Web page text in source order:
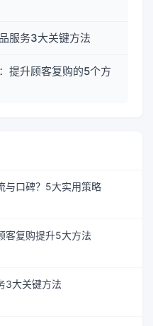
服务3大关键方法
提升顾客复购的5个方
与口碑？5大实用策略
客复购提升5大方法
3大关键方法